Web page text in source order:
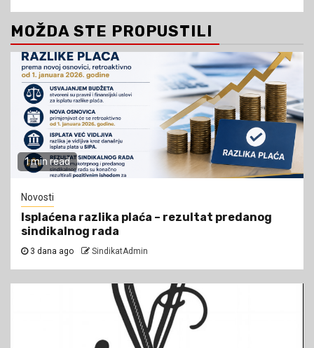
MOŽDA STE PROPUSTILI
1 min read
Novosti
Isplaćena razlika plaća – rezultat predanog
sindikalnog rada
3 dana ago SindikatAdmin